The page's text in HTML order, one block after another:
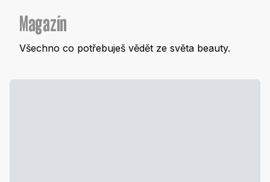
Magazín
Všechno co potřebuješ vědět ze světa beauty.